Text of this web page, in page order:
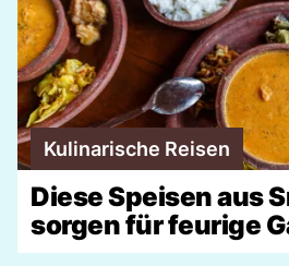
Kulinarische Reisen
Diese Speisen aus
sorgen für feurige